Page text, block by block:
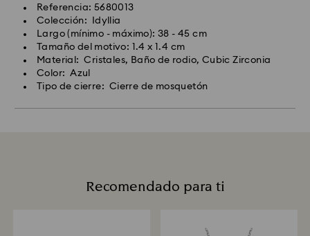
Referencia: 5680013
Colección: Idyllia
Largo (mínimo - máximo): 38 - 45 cm
Tamaño del motivo: 1.4 x 1.4 cm
Material: Cristales, Baño de rodio, Cubic Zirconia
Color: Azul
Tipo de cierre: Cierre de mosquetón
Recomendado para ti